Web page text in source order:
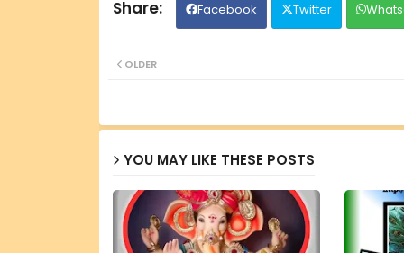
Facebook Twitter
OLDER
YOU MAY LIKE THESE POSTS